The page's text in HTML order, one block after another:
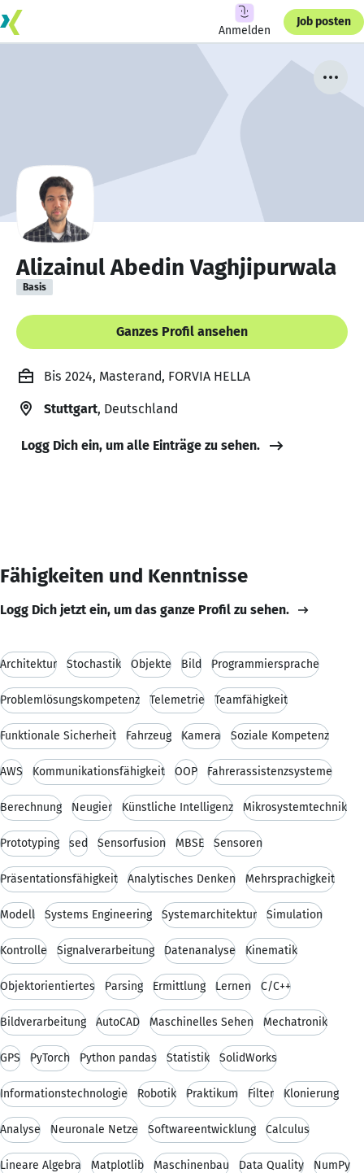
Anmelden
Job posten
Alizainul Abedin Vaghjipurwala
Basis
Ganzes Profil ansehen
Bis 2024, Masterand, FORVIA HELLA
Stuttgart, Deutschland
Logg Dich ein, um alle Einträge zu sehen.
Fähigkeiten und Kenntnisse
Logg Dich jetzt ein, um das ganze Profil zu sehen.
Architektur Stochastik Objekte Bild Programmiersprache
Problemlösungskompetenz Telemetrie Teamfähigkeit
Funktionale Sicherheit Fahrzeug Kamera Soziale Kompetenz
AWS Kommunikationsfähigkeit OOP Fahrerassistenzsysteme
Berechnung Neugier Künstliche Intelligenz Mikrosystemtechnik
Prototyping sed Sensorfusion MBSE Sensoren
Präsentationsfähigkeit Analytisches Denken Mehrsprachigkeit
Modell Systems Engineering Systemarchitektur Simulation
Kontrolle Signalverarbeitung Datenanalyse Kinematik
Objektorientiertes Parsing Ermittlung Lernen C/C++
Bildverarbeitung AutoCAD Maschinelles Sehen Mechatronik
GPS PyTorch Python pandas Statistik SolidWorks
Informationstechnologie Robotik Praktikum Filter Klonierung
Analyse Neuronale Netze Softwareentwicklung Calculus
Lineare Algebra Matplotlib Maschinenbau Data Quality NumPy